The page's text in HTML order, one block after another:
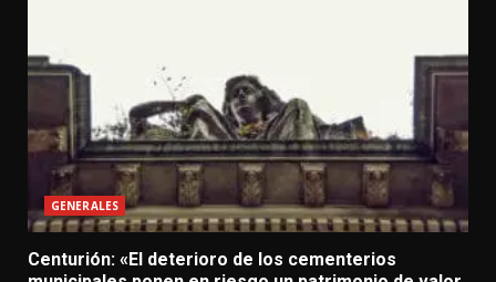
GENERALES
Centurión: «El deterioro de los cementerios